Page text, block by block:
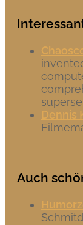
Dennis
Auch